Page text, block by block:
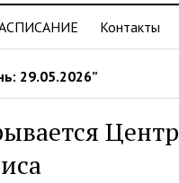
Контакты
29.05.2026”
Центр